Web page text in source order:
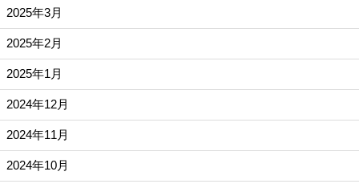
2025年3月
2025年2月
2025年1月
2024年12月
2024年11月
2024年10月